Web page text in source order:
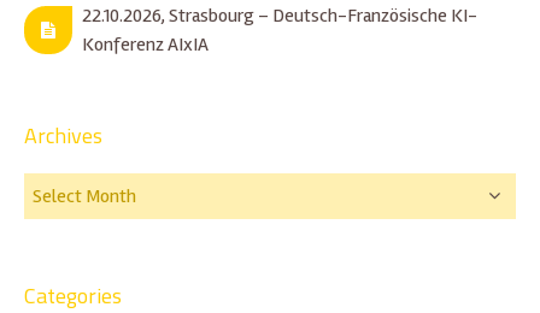
22.10.2026, Strasbourg – Deutsch-Französische KI-
Konferenz AIxIA
Archives
Categories